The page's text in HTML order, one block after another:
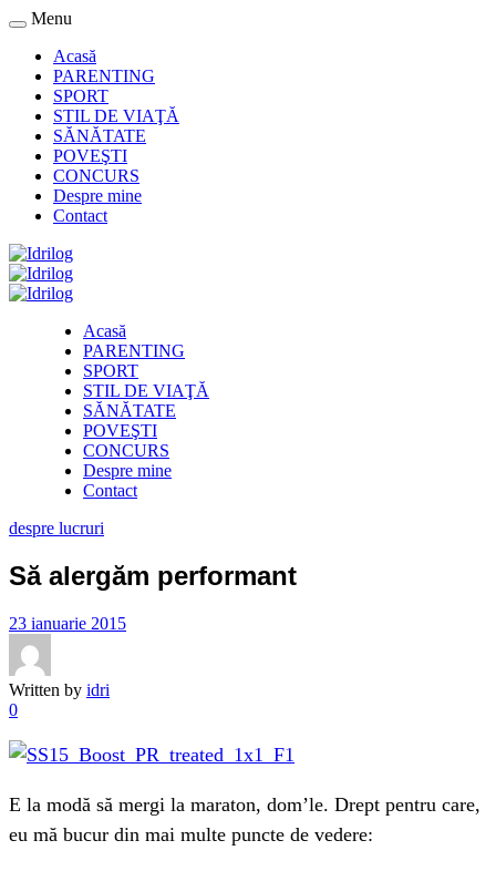
Menu
Acasă
PARENTING
SPORT
STIL DE VIAŢĂ
SĂNĂTATE
POVEŞTI
CONCURS
Despre mine
Contact
Acasă
PARENTING
SPORT
STIL DE VIAŢĂ
SĂNĂTATE
POVEŞTI
CONCURS
Despre mine
Contact
despre lucruri
Să alergăm performant
23 ianuarie 2015
Written by idri
0
E la modă să mergi la maraton, dom’le. Drept pentru care,
eu mă bucur din mai multe puncte de vedere: